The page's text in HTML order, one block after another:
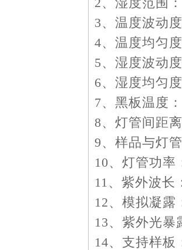
3、温度波动
4、温度均匀
5、湿度波动
6、湿度均匀
7、黑板温度
8、灯管间距
9、样品与灯
10、灯管功率
11、紫外波长
12、模拟凝露
13、紫外光暴
14、支持样板